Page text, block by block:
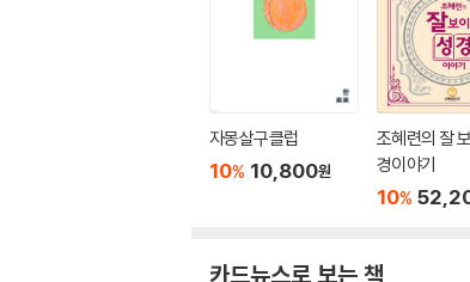
자몽살구클럽
10% 10,800원
조혜련의 잘
경이야기
10%
카드뉴스로 보는 책